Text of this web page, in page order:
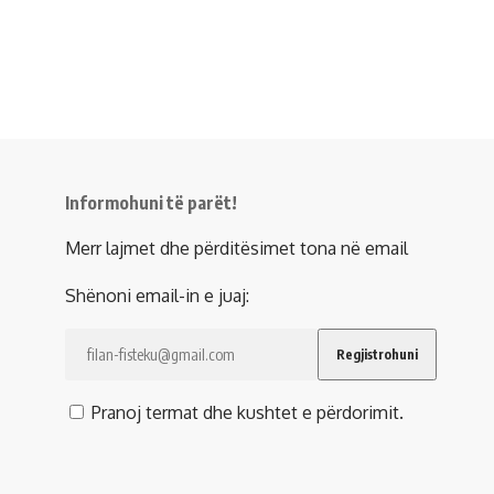
Informohuni të parët!
Merr lajmet dhe përditësimet tona në email
Shënoni email-in e juaj:
Pranoj termat dhe kushtet e përdorimit.